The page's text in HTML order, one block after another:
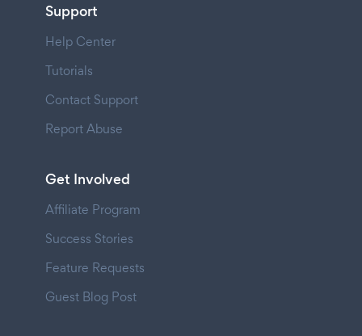
Support
Help Center
Tutorials
Contact Support
Report Abuse
Get Involved
Affiliate Program
Success Stories
Feature Requests
Guest Blog Post